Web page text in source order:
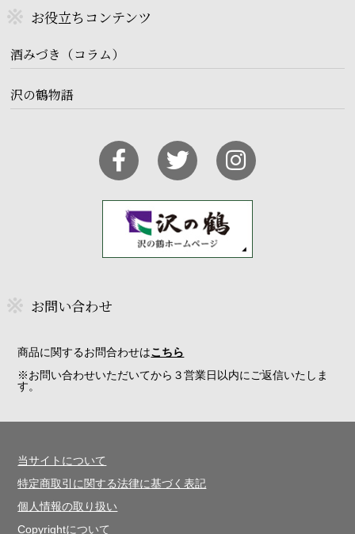
お役立ちコンテンツ
酒みづき（コラム）
沢の鶴物語
お問い合わせ
商品に関するお問合わせはこちら
※お問い合わせいただいてから３営業日以内にご返信いたしま
す。
当サイトについて
特定商取引に関する法律に基づく表記
個人情報の取り扱い
Copyrightについて